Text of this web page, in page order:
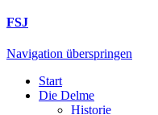
FSJ
Navigation überspringen
Start
Die Delme
Historie